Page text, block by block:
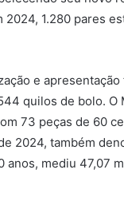
1.280 pares
e
quilos de bolo. O
73 peças de 60
2024, também
anos, mediu 47,07